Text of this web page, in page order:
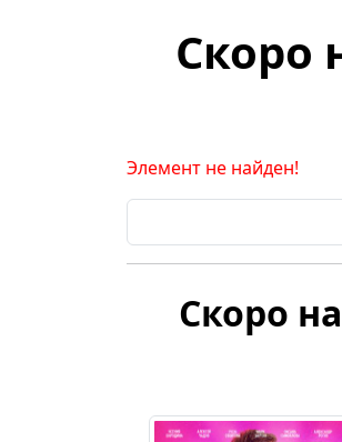
Скоро
Элемент не найден!
Скоро